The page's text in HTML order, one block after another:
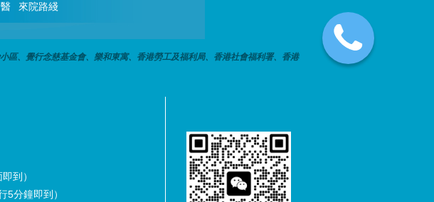
來院路綫
區、覺行念慈基金會、樂和東寓、香港勞工及福利局、香港社會福利署、香港
到）
分鐘即到）